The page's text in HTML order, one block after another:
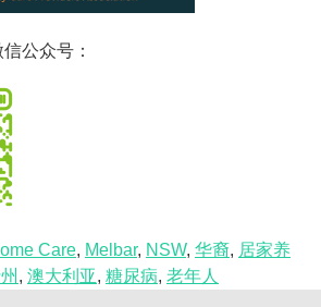
公众号：
Care, Melbar, NSW, 华裔, 居家养
, 澳大利亚, 糖尿病, 老年人